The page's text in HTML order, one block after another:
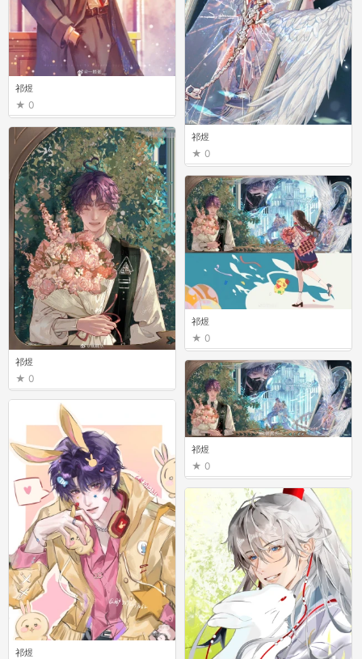
祁煜
0
祁煜
0
祁煜
0
祁煜
祁煜
0
祁煜
0